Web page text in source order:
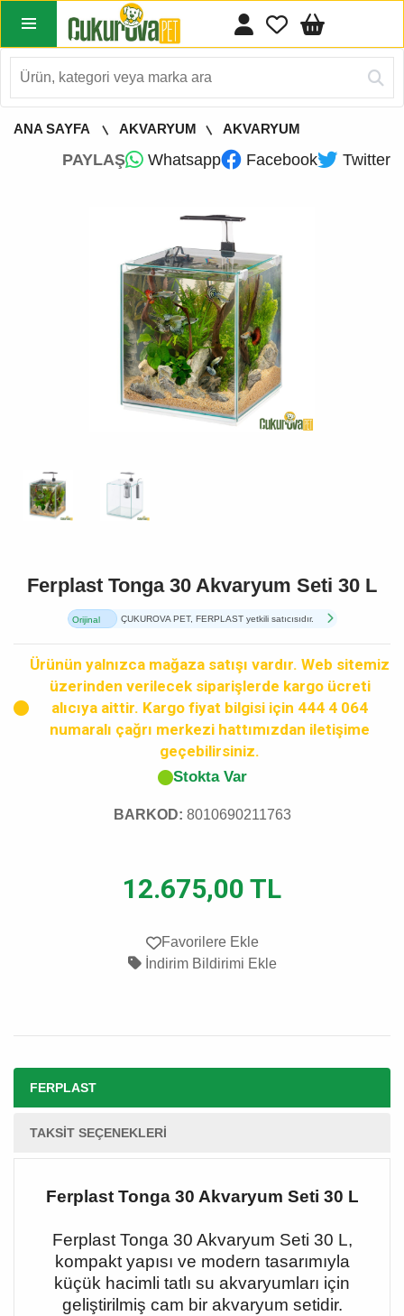
ANA SAYFA AKVARYUM AKVARYUM
PAYLAŞ Whatsapp Facebook Twitter
Ferplast Tonga 30 Akvaryum Seti 30 L
Orijinal
ÇUKUROVA PET, FERPLAST yetkili satıcısıdır.
Ürünün yalnızca mağaza satışı vardır. Web sitemiz
üzerinden verilecek siparişlerde kargo ücreti
alıcıya aittir. Kargo fiyat bilgisi için 444 4 064
numaralı çağrı merkezi hattımızdan iletişime
geçebilirsiniz.
Stokta Var
BARKOD: 8010690211763
12.675,00 TL
Favorilere Ekle
İndirim Bildirimi Ekle
FERPLAST
TAKSIT SEÇENEKLERI
Ferplast Tonga 30 Akvaryum Seti 30 L
Ferplast Tonga 30 Akvaryum Seti 30 L,
kompakt yapısı ve modern tasarımıyla
küçük hacimli tatlı su akvaryumları için
geliştirilmiş cam bir akvaryum setidir.